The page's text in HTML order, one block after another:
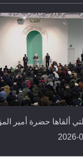
ألقاها حضرة أمير